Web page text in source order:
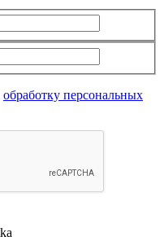
обработку персональных